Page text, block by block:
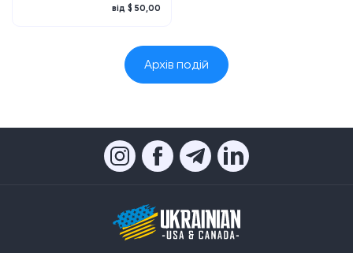
від $ 50,00
Архів подій